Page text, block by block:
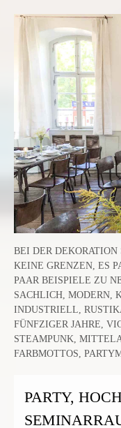
BEI DER
KEINE GRENZEN, ES
PAAR BEISPIELE ZU
SACHLICH, MODERN,
INDUSTRIELL,
FÜNFZIGER JAHRE,
STEAMPUNK,
FARBMOTTOS,
PARTY,